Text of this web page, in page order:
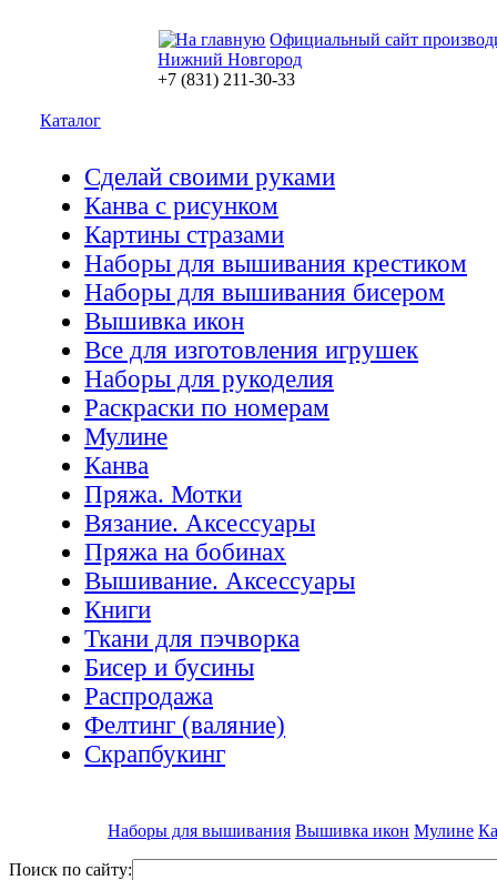
Официальный сайт
Нижний Новгород
+7 (831) 211-30-33
Каталог
Сделай своими руками
Канва с рисунком
Картины стразами
Наборы для вышивания крестиком
Наборы для вышивания бисером
Вышивка икон
Все для изготовления игрушек
Наборы для рукоделия
Раскраски по номерам
Мулине
Канва
Пряжа. Мотки
Вязание. Аксессуары
Пряжа на бобинах
Вышивание. Аксессуары
Книги
Ткани для пэчворка
Бисер и бусины
Распродажа
Фелтинг (валяние)
Скрапбукинг
Наборы для вышивания Вышивка икон Мулине
Поиск по сайту: